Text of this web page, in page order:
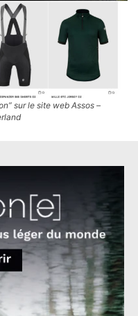
sur le site web Assos –